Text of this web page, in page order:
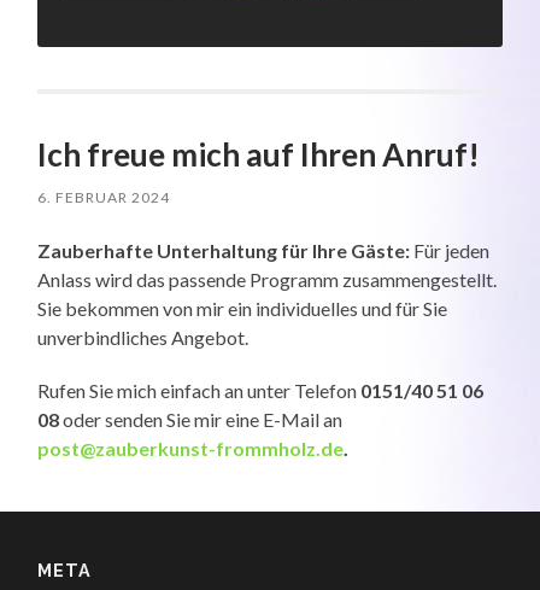
Ich freue mich auf Ihren Anruf!
6. FEBRUAR 2024
Zauberhafte Unterhaltung für Ihre Gäste: Für jeden
Anlass wird das passende Programm zusammengestellt.
Sie bekommen von mir ein individuelles und für Sie
unverbindliches Angebot.
Rufen Sie mich einfach an unter Telefon 0151/40 51 06
08oder senden Sie mir eine E-Mail an
post@zauberkunst-frommholz.de.
META